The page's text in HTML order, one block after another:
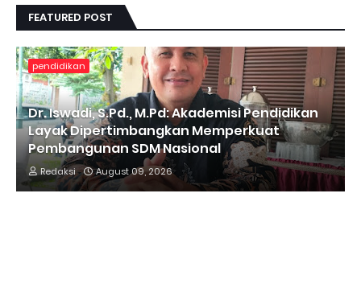
FEATURED POST
pendidikan
Dr. Iswadi, S.Pd., M.Pd: Akademisi Pendidikan
Layak Dipertimbangkan Memperkuat
Pembangunan SDM Nasional
Redaksi August 09, 2026